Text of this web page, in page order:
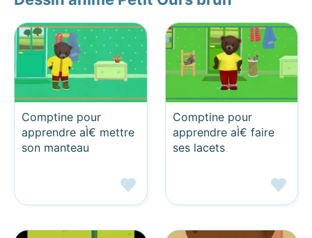
Comptine pour
apprendre aÌ€ mettre
son manteau
Comptine pour
apprendre aÌ€ faire
ses lacets